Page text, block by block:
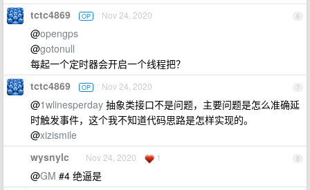
6
tctc4869 OP Nov 24, 2020
@opengps
@gotonull
每起一个定时器会开启一个线程把？
7
tctc4869 OP Nov 24, 2020
@1wlinesperday 抽象类接口不是问题，主要问题是怎么准确延
时触发事件，这个我不知道代码思路是怎样实现的。
@xizismile
8
wysnylc Nov 24, 2020 1
@GM #4 绝逼是